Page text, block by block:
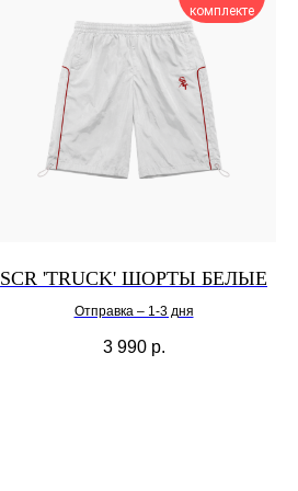
комплекте
SCR 'TRUCK' ШОРТЫ БЕЛЫЕ
Отправка – 1-3 дня
3 990 р.